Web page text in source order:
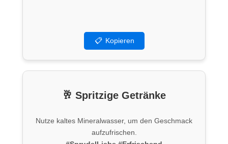
📋 Kopieren
🥂 Spritzige Getränke
Nutze kaltes Mineralwasser, um den Geschmack
aufzufrischen.